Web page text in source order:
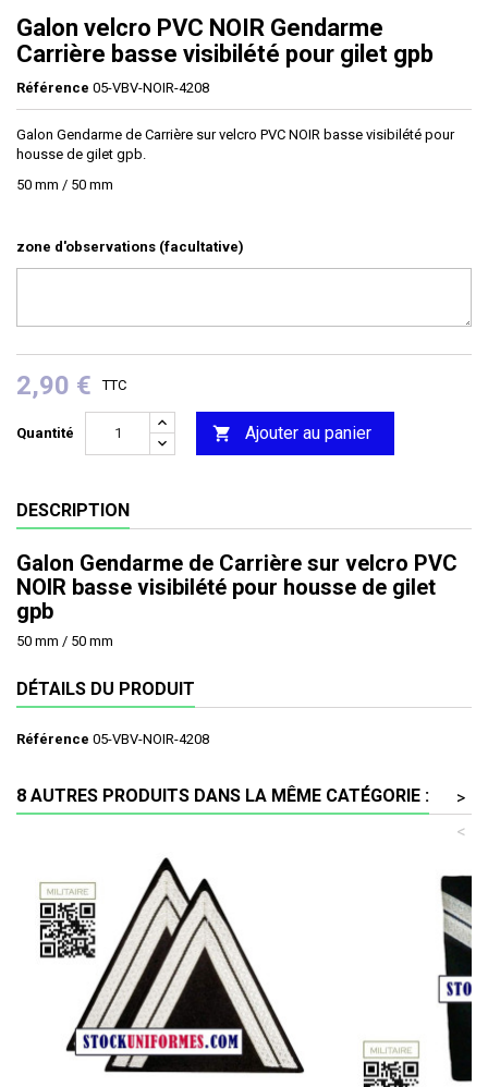
Galon velcro PVC NOIR Gendarme
Carrière basse visibilété pour gilet gpb
Référence 05-VBV-NOIR-4208
Galon Gendarme de Carrière sur velcro PVC NOIR basse visibilété pour
housse de gilet gpb.
50 mm / 50 mm
zone d'observations (facultative)
2,90 € TTC
Quantité  Ajouter au panier
DESCRIPTION
Galon Gendarme de Carrière sur velcro PVC
NOIR basse visibilété pour housse de gilet
gpb
50 mm / 50 mm
DÉTAILS DU PRODUIT
Référence 05-VBV-NOIR-4208
8 AUTRES PRODUITS DANS LA MÊME CATÉGORIE :
>
<